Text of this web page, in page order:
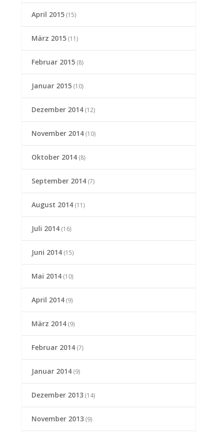
April 2015(15)
März 2015(11)
Februar 2015(8)
Januar 2015(10)
Dezember 2014(12)
November 2014(10)
Oktober 2014(8)
September 2014(7)
August 2014(11)
Juli 2014(16)
Juni 2014(15)
Mai 2014(10)
April 2014(9)
März 2014(9)
Februar 2014(7)
Januar 2014(9)
Dezember 2013(14)
November 2013(9)